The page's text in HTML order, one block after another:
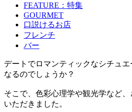
FEATURE：特集
GOURMET
口説けるお店
フレンチ
バー
デートでロマンティックなシチュ
なるのでしょうか？
そこで、色彩心理学や観光学など
いただきました。